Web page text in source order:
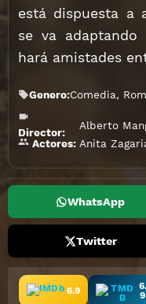
está dispuesta a
se va
hará amistades
Genero:Comedia,
Director:
Alberto
Actores: Anita
WhatsApp
Twitter
6.9
6.
9